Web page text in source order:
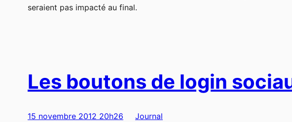
seraient pas impacté au final.
Les boutons de login
15 novembre 2012 20h26
Journal